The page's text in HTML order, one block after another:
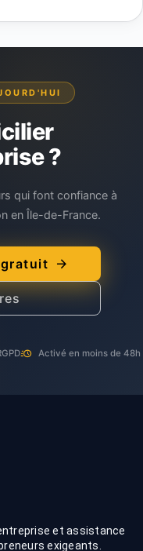
?
qui font confiance à
en Île-de-France.
Activé en moins de 48h
et assistance
exigeants.